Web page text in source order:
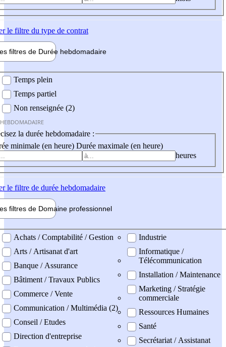
le filtre du type de contrat
filtres de Durée hebdomadaire
Temps plein
Temps partiel
Non renseignée (2)
la durée hebdomadaire :
minimale (en heure) Durée maximale (en heure)
heures
le filtre de durée hebdomadaire
filtres de Domaine professionnel
professionel
Achats / Comptabilité / Gestion
Arts / Artisanat d'art
Banque / Assurance
Bâtiment / Travaux Publics
Commerce / Vente
Communication / Multimédia (2)
Conseil / Etudes
Direction d'entreprise
Industrie
Informatique /
Télécommunication
Installation / Maintenance
Marketing / Stratégie
commerciale
Ressources Humaines
Santé
Secrétariat / Assistanat